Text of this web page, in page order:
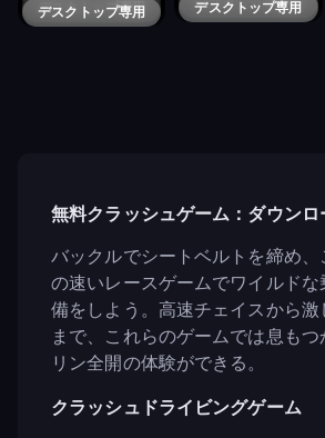
デスクトップ専用
Crazy Stunt Cars 2 デスクトップ専用
Village Car Stunts
デスクトップ専用
RCC Stunt Cars
無料クラッシュゲーム：ダウンロ
バックルでシートベルトを締め、
の速いレースゲームでワイルド
備をしよう。高速チェイスから激
まで、これらのゲームでは息も
リン全開の体験ができる。
クラッシュドライビングゲーム